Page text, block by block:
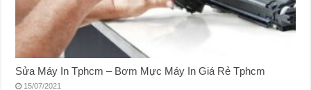
Sửa Máy In Tphcm – Bơm Mực Máy In Giá Rẻ Tphcm
15/07/2021